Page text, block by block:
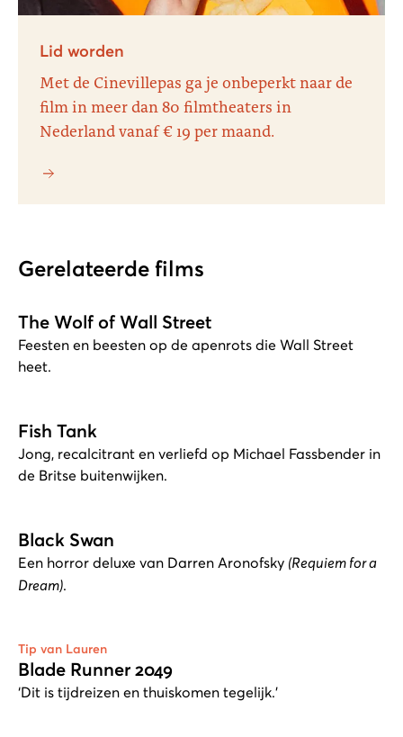
Lid worden
Met de Cinevillepas ga je onbeperkt naar de
film in meer dan 80 filmtheaters in
Nederland vanaf € 19 per maand.
Gerelateerde films
The Wolf of Wall Street
Feesten en beesten op de apenrots die Wall Street
heet.
Fish Tank
Jong, recalcitrant en verliefd op Michael Fassbender in
de Britse buitenwijken.
Black Swan
Een horror deluxe van Darren Aronofsky (Requiem for a
Dream).
Tip van Lauren
Blade Runner 2049
‘Dit is tijdreizen en thuiskomen tegelijk.’